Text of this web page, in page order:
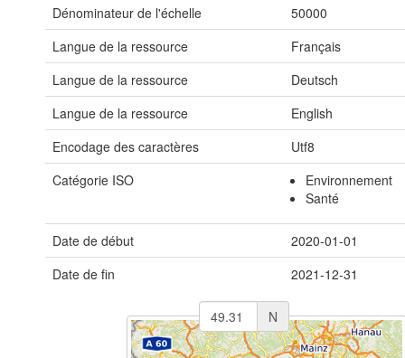
Dénominateur de l'échelle
50000
Langue de la ressource
Français
Langue de la ressource
Deutsch
Langue de la ressource
English
Encodage des caractères
Utf8
Catégorie ISO
Environnement
Santé
Date de début
2020-01-01
Date de fin
2021-12-31
N